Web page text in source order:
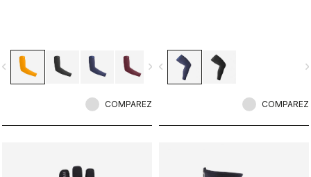
navigate_next
COMPAREZ
navigate_before
COMPAREZ